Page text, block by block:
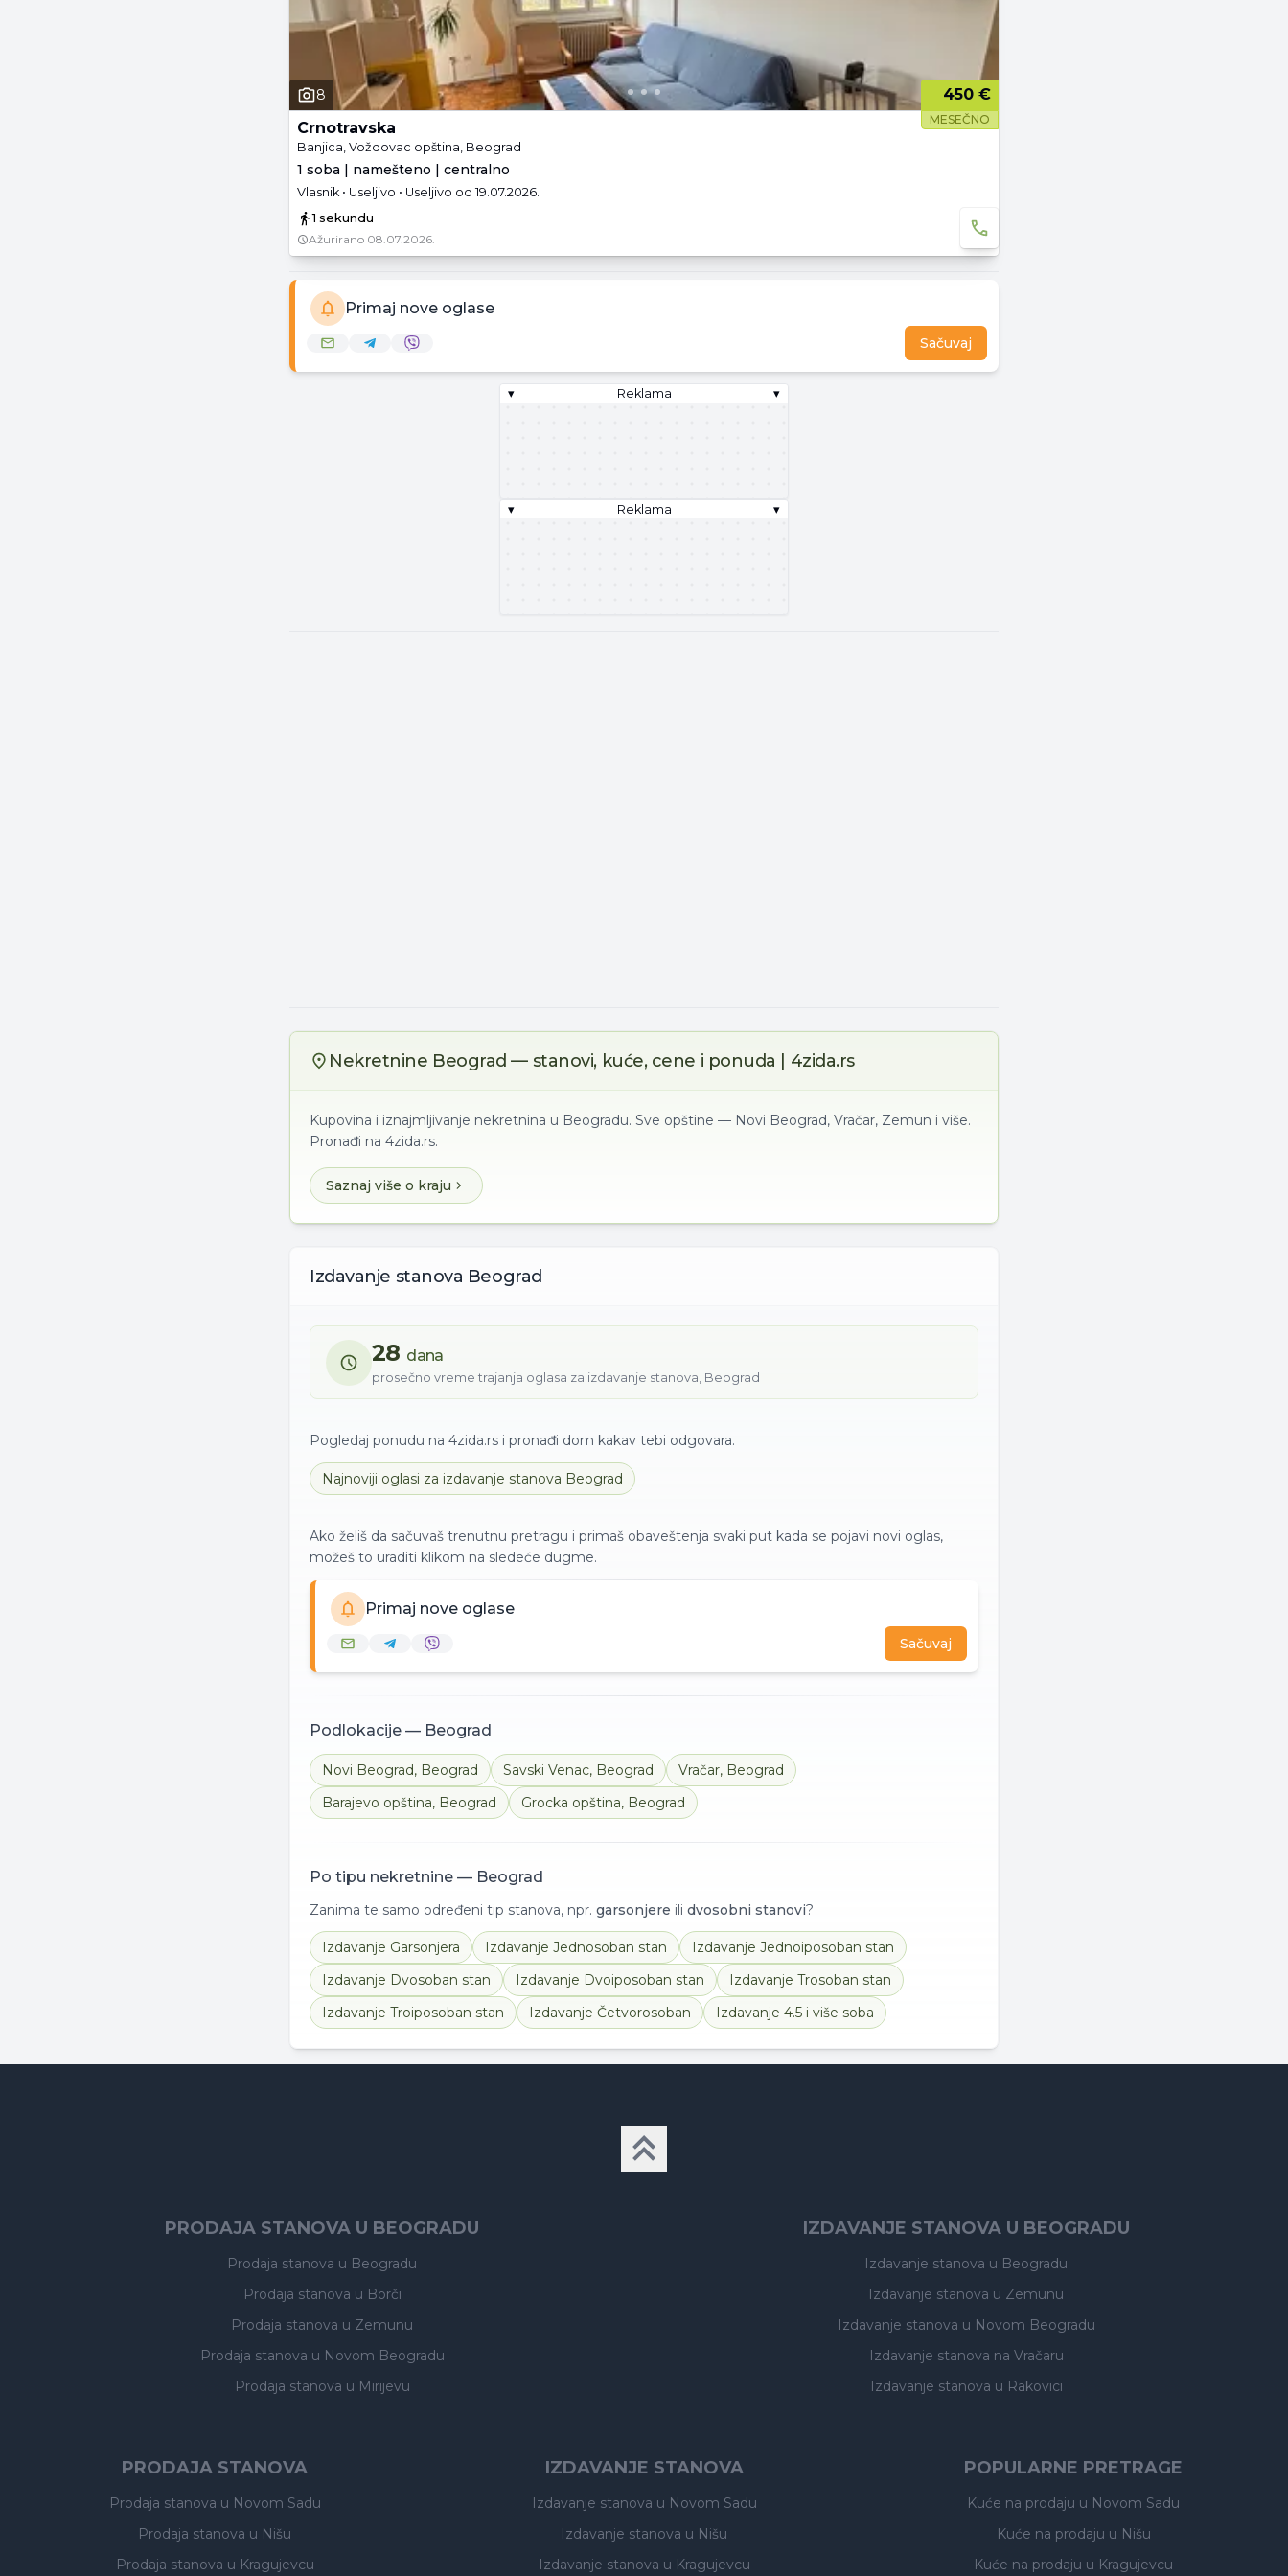
8 450 €
MESEČNO
Crnotravska
Banjica, Voždovac opština, Beograd
1 soba | namešteno | centralno
Vlasnik • Useljivo • Useljivo od 19.07.2026.
1 sekundu
Ažurirano 08.07.2026.
Primaj nove oglase
Sačuvaj
▾ Reklama ▾
▾ Reklama ▾
Nekretnine Beograd — stanovi, kuće, cene i ponuda | 4zida.rs
Kupovina i iznajmljivanje nekretnina u Beogradu. Sve opštine — Novi Beograd, Vračar, Zemun i više.
Pronađi na 4zida.rs.
Saznaj više o kraju
Izdavanje stanova Beograd
28 dana
prosečno vreme trajanja oglasa za izdavanje stanova, Beograd
Pogledaj ponudu na 4zida.rs i pronađi dom kakav tebi odgovara.
Najnoviji oglasi za izdavanje stanova Beograd
Ako želiš da sačuvaš trenutnu pretragu i primaš obaveštenja svaki put kada se pojavi novi oglas,
možeš to uraditi klikom na sledeće dugme.
Primaj nove oglase
Sačuvaj
Podlokacije — Beograd
Novi Beograd, Beograd Savski Venac, Beograd Vračar, Beograd
Barajevo opština, Beograd Grocka opština, Beograd
Po tipu nekretnine — Beograd
Zanima te samo određeni tip stanova, npr. garsonjere ili dvosobni stanovi?
Izdavanje Garsonjera Izdavanje Jednosoban stan Izdavanje Jednoiposoban stan
Izdavanje Dvosoban stan Izdavanje Dvoiposoban stan Izdavanje Trosoban stan
Izdavanje Troiposoban stan Izdavanje Četvorosoban Izdavanje 4.5 i više soba
PRODAJA STANOVA U BEOGRADU
Prodaja stanova u Beogradu
Prodaja stanova u Borči
Prodaja stanova u Zemunu
Prodaja stanova u Novom Beogradu
Prodaja stanova u Mirijevu
IZDAVANJE STANOVA U BEOGRADU
Izdavanje stanova u Beogradu
Izdavanje stanova u Zemunu
Izdavanje stanova u Novom Beogradu
Izdavanje stanova na Vračaru
Izdavanje stanova u Rakovici
PRODAJA STANOVA
Prodaja stanova u Novom Sadu
Prodaja stanova u Nišu
Prodaja stanova u Kragujevcu
IZDAVANJE STANOVA
Izdavanje stanova u Novom Sadu
Izdavanje stanova u Nišu
Izdavanje stanova u Kragujevcu
POPULARNE PRETRAGE
Kuće na prodaju u Novom Sadu
Kuće na prodaju u Nišu
Kuće na prodaju u Kragujevcu